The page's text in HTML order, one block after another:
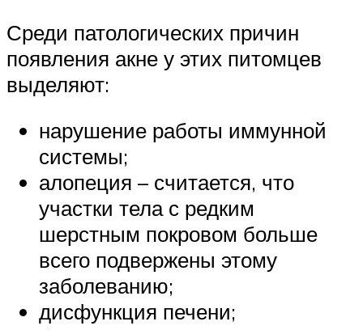
Среди патологических причин
появления акне у этих питомцев
выделяют:
нарушение работы иммунной
системы;
алопеция – считается, что
участки тела с редким
шерстным покровом больше
всего подвержены этому
заболеванию;
дисфункция печени;